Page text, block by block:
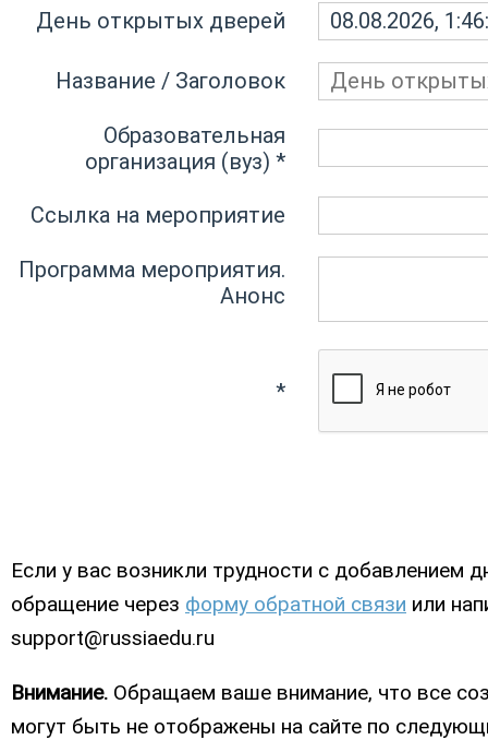
День открытых дверей
Название / Заголовок
Образовательная
организация (вуз) *
Ссылка на мероприятие
Программа мероприятия.
Анонс
*
Если у вас возникли трудности с добавлением
обращение через форму обратной связи или
support@russiaedu.ru
Внимание. Обращаем ваше внимание, что все
могут быть не отображены на сайте по